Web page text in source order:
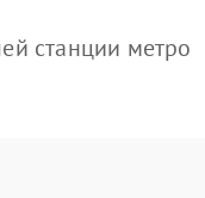
станции метро